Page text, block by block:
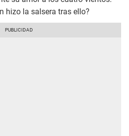
hizo la salsera tras ello?